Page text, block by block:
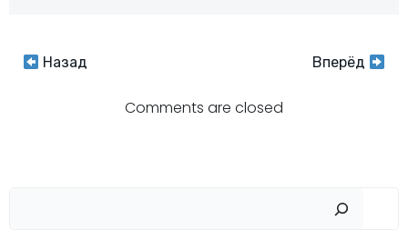
Навигация
Назад
Навигация
по
Вперёд
Comments are closed